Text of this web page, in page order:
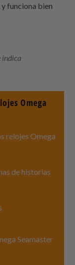
funciona bien
indica
Omega
relojes Omega
de historias
Seamaster